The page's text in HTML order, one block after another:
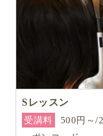
Sレッスン
受講料
500円～/